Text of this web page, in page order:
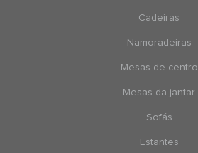
Cadeiras
Namoradeiras
Mesas de centro
Mesas da jantar
Sofás
Estantes